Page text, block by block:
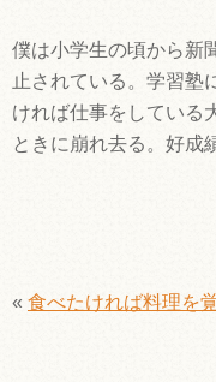
僕は小学生の頃から新
止されている。学習塾
ければ仕事をしている
ときに崩れ去る。好成
« 食べたければ料理を